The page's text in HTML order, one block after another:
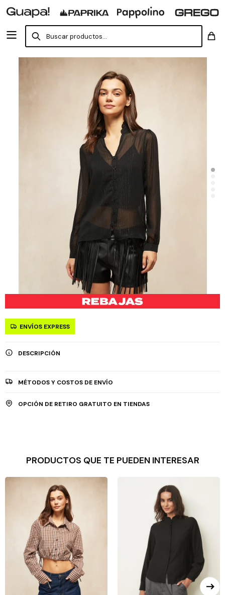
ENVÍOS EXPRESS
DESCRIPCIÓN
MÉTODOS Y COSTOS DE ENVÍO
OPCIÓN DE RETIRO GRATUITO EN TIENDAS
PRODUCTOS QUE TE PUEDEN INTERESAR